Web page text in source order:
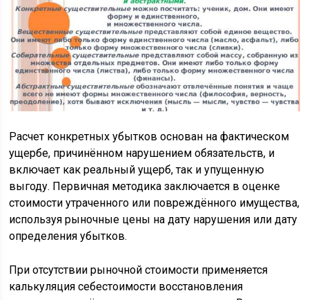
Расчет конкретных убытков основан на фактическом
ущербе, причинённом нарушением обязательств, и
включает как реальный ущерб, так и упущенную
выгоду. Первичная методика заключается в оценке
стоимости утраченного или повреждённого имущества,
используя рыночные цены на дату нарушения или дату
определения убытков.
При отсутствии рыночной стоимости применяется
калькуляция себестоимости восстановления